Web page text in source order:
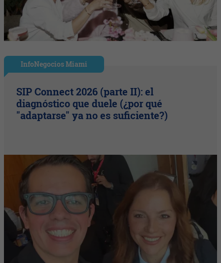
InfoNegocios Miami
SIP Connect 2026 (parte II): el
diagnóstico que duele (¿por qué
"adaptarse" ya no es suficiente?)